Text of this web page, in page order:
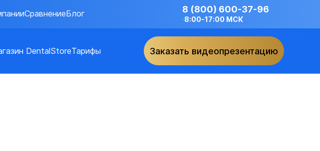
СравнениеБлог 8 (800) 600-37-96
8:00-17:00 МСК
DentalStoreТарифы Заказать видеопрезентацию